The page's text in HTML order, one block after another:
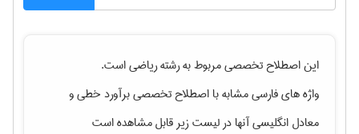
این اصطلاح تخصصی مربوط به رشتهرياضیاست.
واژه های فارسی مشابه با اصطلاح تخصصیبرآورد خطیو
معادل انگلیسی آنها در لیست زیر قابل مشاهده است